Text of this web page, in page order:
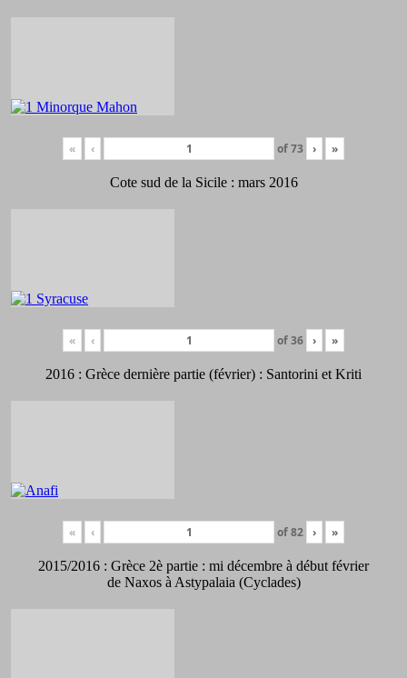
« ‹ of73 › »
Cote sud de la Sicile : mars 2016
« ‹ of36 › »
2016 : Grèce dernière partie (février) : Santorini et Kriti
« ‹ of82 › »
2015/2016 : Grèce 2è partie : mi décembre à début février
de Naxos à Astypalaia (Cyclades)